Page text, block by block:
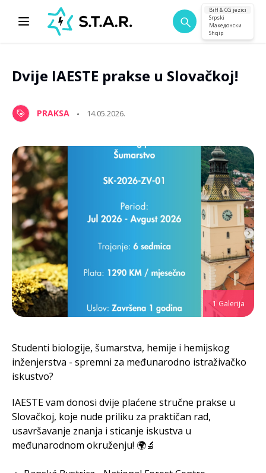
BiH & CG jezici
Srpski
Македонски
Shqip
Dvije IAESTE prakse u Slovačkoj!
PRAKSA 14.05.2026.
1 Galerija
Studenti biologije, šumarstva, hemije i hemijskog
inženjerstva - spremni za međunarodno istraživačko
iskustvo?
IAESTE vam donosi dvije plaćene stručne prakse u
Slovačkoj, koje nude priliku za praktičan rad,
usavršavanje znanja i sticanje iskustva u
međunarodnom okruženju! 🌍🔬